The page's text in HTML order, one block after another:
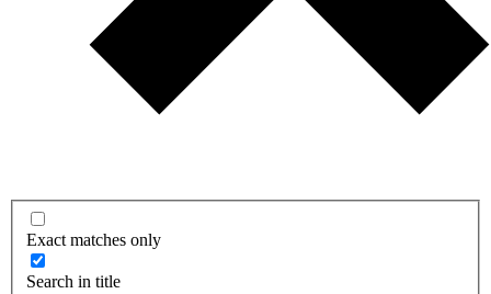
Exact matches only
Search in title